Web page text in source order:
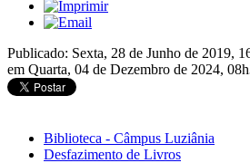
Publicado: Sexta, 28 de Junho de 2019,
em Quarta, 04 de Dezembro de 2024,
Biblioteca - Câmpus Luziânia
Desfazimento de Livros